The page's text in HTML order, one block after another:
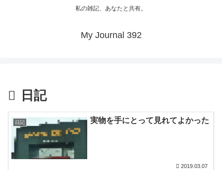
私の雑記、あなたと共有。
My Journal 392
日記
日記 実物を手にとって見れてよかった
2019.03.07